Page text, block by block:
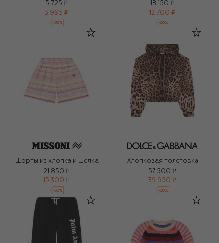
5 725 ₽
3 995 ₽
-30%
18 150 ₽
12 700 ₽
-30%
Шорты из хлопка и шелка
21 850 ₽
15 300 ₽
-30%
Хлопковая толстовка
57 500 ₽
39 950 ₽
-30%